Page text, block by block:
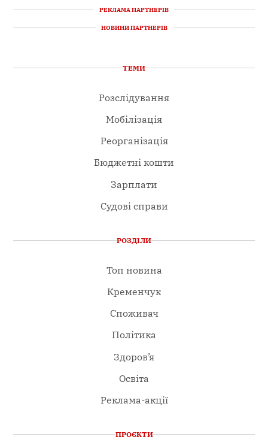
РЕКЛАМА ПАРТНЕРІВ
НОВИНИ ПАРТНЕРІВ
ТЕМИ
Розслідування
Мобілізація
Реорганізація
Бюджетні кошти
Зарплати
Судові справи
РОЗДІЛИ
Топ новина
Кременчук
Споживач
Політика
Здоров’я
Освіта
Реклама-акції
ПРОЄКТИ